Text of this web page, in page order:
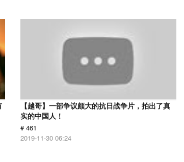
【越哥】一部争议颇大的抗日战争片，拍出了真
实的中国人！
# 461
2019-11-30 06:24